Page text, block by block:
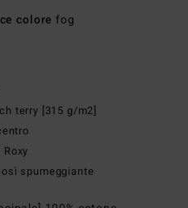
colore fog
terry [315 g/m2]
spumeggiante